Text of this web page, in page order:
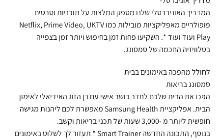
המדריך האוניברסלי שלנו מספק המלצות על תוכניות וסרטים
פופולריים מאפליקציות מובילות כמו Netflix, Prime Video, UKTV
Play ועוד ועוד *. השקיעו פחות זמן בחיפוש ויותר זמן בצפייה
בטלוויזיה החכמה של סמסונג.
לחולל מהפכה באימונים בבית
סמסונג בריאות
הפכו את הבית שלכם לחדר כושר אישי עם בן הזוג האידיאלי לאימון
הבית. אפליקציית Samsung Health מאפשרת לכם ליהנות מגישה
חופשית ליותר מ -3,000 שעות של תכני בריאות וקשב.
בנוסף, התכונה החדשה Smart Trainer * תעזור לך לשלוט באימונים